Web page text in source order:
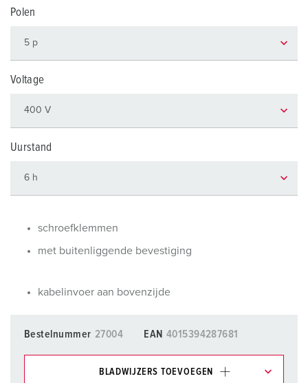
Polen
Voltage
Uurstand
schroefklemmen
met buitenliggende bevestiging
kabelinvoer aan bovenzijde
Bestelnummer 27004 EAN 4015394287681
BLADWIJZERS TOEVOEGEN